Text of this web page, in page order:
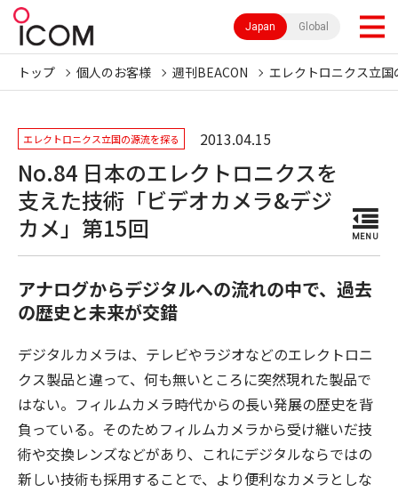
Japan Global
トップ 個人のお客様 週刊BEACON エレクトロニクス立
エレクトロニクス立国の源流を探る 2013.04.15
No.84 日本のエレクトロニクスを
支えた技術「ビデオカメラ&デジ
カメ」第15回
MENU
アナログからデジタルへの流れの中で、過去
の歴史と未来が交錯
デジタルカメラは、テレビやラジオなどのエレクトロニ
クス製品と違って、何も無いところに突然現れた製品で
はない。フィルムカメラ時代からの長い発展の歴史を背
負っている。そのためフィルムカメラから受け継いだ技
術や交換レンズなどがあり、これにデジタルならではの
新しい技術も採用することで、より便利なカメラとしな